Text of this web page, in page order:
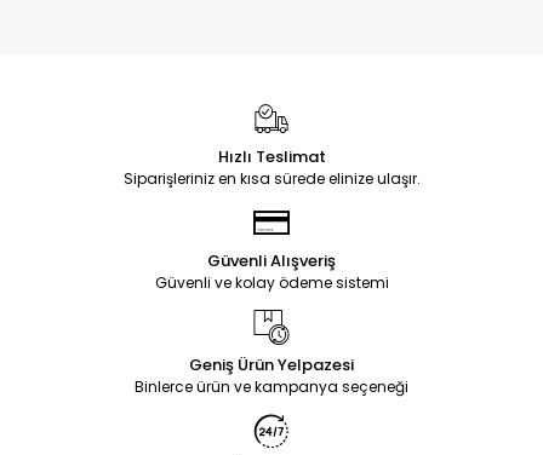
Hızlı Teslimat
Siparişleriniz en kısa sürede elinize ulaşır.
Güvenli Alışveriş
Güvenli ve kolay ödeme sistemi
Geniş Ürün Yelpazesi
Binlerce ürün ve kampanya seçeneği